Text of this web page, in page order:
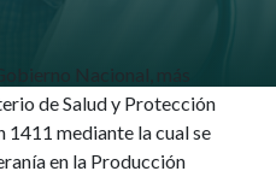
Nacional, más
de Salud y Protección
mediante la cual se
en la Producción